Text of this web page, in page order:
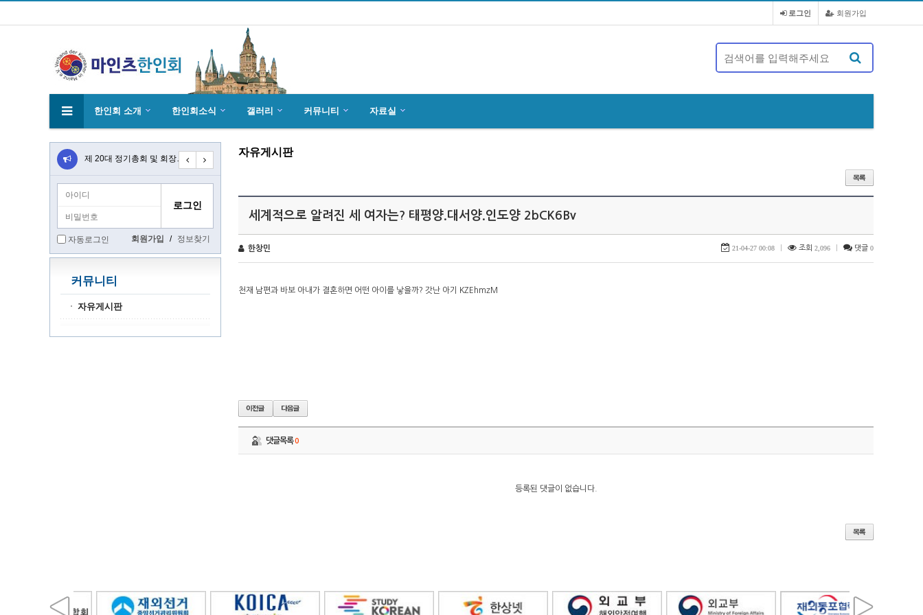
회원가입
로그인
한인회 소개 한인회소식 갤러리 커뮤니티 자료실
자유게시판
세계적으로 알려진 세 여자는? 태평양.대서양.인도양 2bCK6Bv
한창민 21-04-27 00:08 조회 2,096 댓글 0
천재 남편과 바보 아내가 결혼하면 어떤 아이를 낳을까? 갓난 아기 KZEhmzM
댓글목록0
등록된 댓글이 없습니다.
4월27일 마인츠 한인 여성합창단10회 연주… 제 20대 정기총회 및 회장 선출 공문 초대합니다 마인츠 한인회 문화 행사 2020…
자동로그인 회원가입 / 정보찾기
커뮤니티
자유게시판